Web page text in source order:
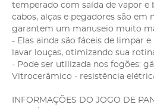
temperado com saída de vapor e
cabos, alças e pegadores são
garantem um manuseio muito
- Elas ainda são fáceis de limpar
lavar louças, otimizando sua
- Pode ser utilizada nos fogões:
Vitrocerâmico - resistência
INFORMAÇÕES DO JOGO DE